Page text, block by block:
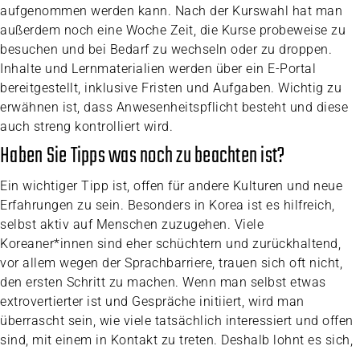
aufgenommen werden kann. Nach der Kurswahl hat man
außerdem noch eine Woche Zeit, die Kurse probeweise zu
besuchen und bei Bedarf zu wechseln oder zu droppen.
Inhalte und Lernmaterialien werden über ein E-Portal
bereitgestellt, inklusive Fristen und Aufgaben. Wichtig zu
erwähnen ist, dass Anwesenheitspflicht besteht und diese
auch streng kontrolliert wird.
Haben Sie Tipps was noch zu beachten ist?
Ein wichtiger Tipp ist, offen für andere Kulturen und neue
Erfahrungen zu sein. Besonders in Korea ist es hilfreich,
selbst aktiv auf Menschen zuzugehen. Viele
Koreaner*innen sind eher schüchtern und zurückhaltend,
vor allem wegen der Sprachbarriere, trauen sich oft nicht,
den ersten Schritt zu machen. Wenn man selbst etwas
extrovertierter ist und Gespräche initiiert, wird man
überrascht sein, wie viele tatsächlich interessiert und offen
sind, mit einem in Kontakt zu treten. Deshalb lohnt es sich,